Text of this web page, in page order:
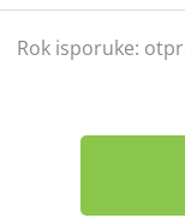
Rok isporuke: